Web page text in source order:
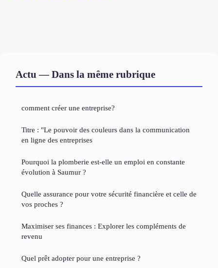
Actu — Dans la même rubrique
comment créer une entreprise?
Titre : "Le pouvoir des couleurs dans la communication
en ligne des entreprises
Pourquoi la plomberie est-elle un emploi en constante
évolution à Saumur ?
Quelle assurance pour votre sécurité financière et celle de
vos proches ?
Maximiser ses finances : Explorer les compléments de
revenu
Quel prêt adopter pour une entreprise ?